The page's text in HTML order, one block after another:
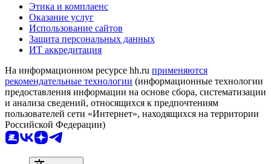
Этика и комплаенс
Оказание услуг
Использование сайтов
Защита персональных данных
ИТ аккредитация
На информационном ресурсе hh.ru применяются
рекомендательные технологии (информационные технологии
предоставления информации на основе сбора, систематизации
и анализа сведений, относящихся к предпочтениям
пользователей сети «Интернет», находящихся на территории
Российской Федерации)